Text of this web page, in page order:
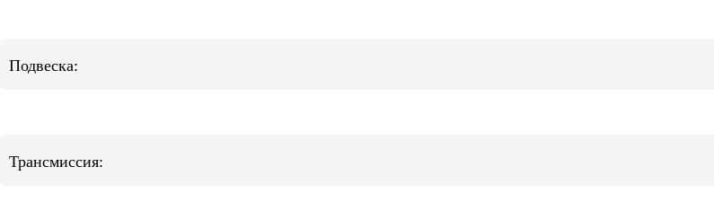
Подвеска:
Трансмиссия: